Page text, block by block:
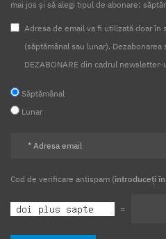
mai jos și să alegi tipul de abonare:
Adresa de email va fi utilizată doar
(săptămânal sau lunar).
DEZABONARE din cadrul newsletter-
Săptămânal
Lunar
Cod de verificare antispam (introduceți
=